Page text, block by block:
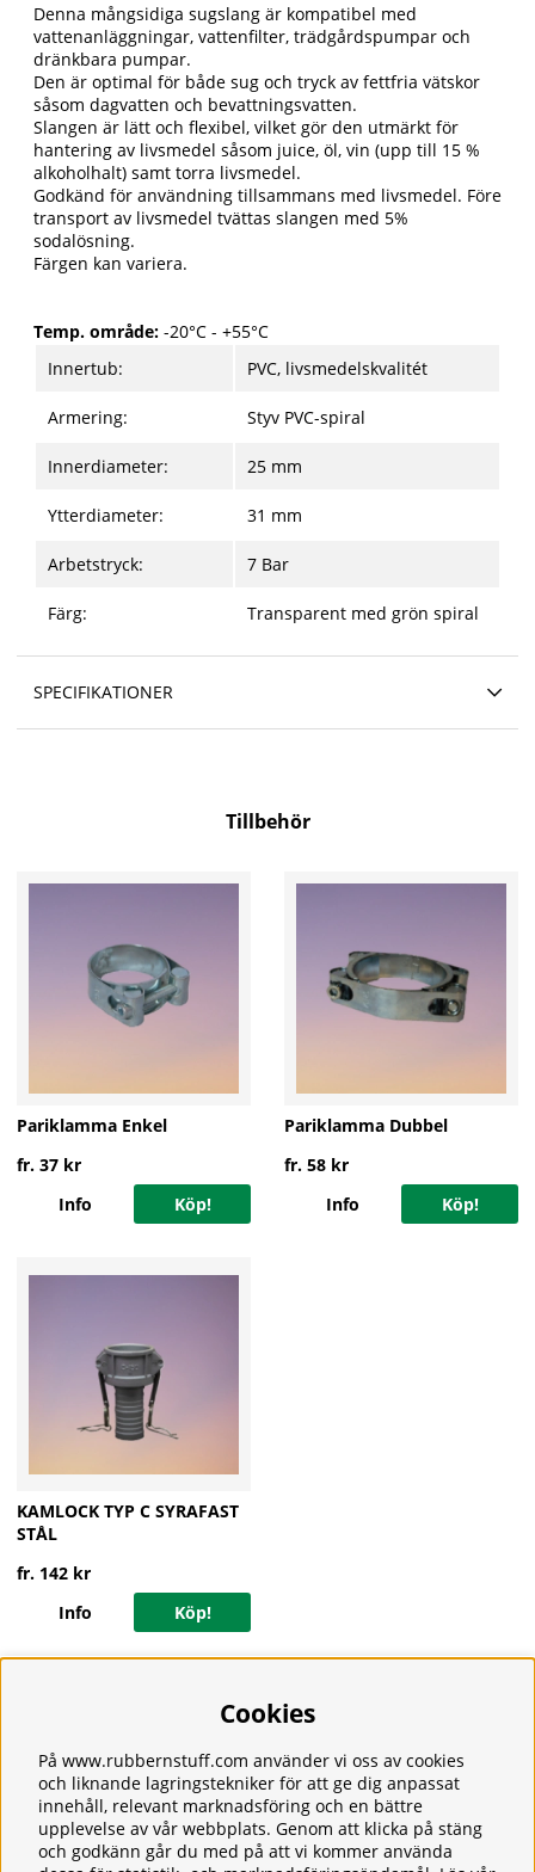
Denna mångsidiga sugslang är kompatibel med
vattenanläggningar, vattenfilter, trädgårdspumpar och
dränkbara pumpar.
Den är optimal för både sug och tryck av fettfria vätskor
såsom dagvatten och bevattningsvatten.
Slangen är lätt och flexibel, vilket gör den utmärkt för
hantering av livsmedel såsom juice, öl, vin (upp till 15 %
alkoholhalt) samt torra livsmedel.
Godkänd för användning tillsammans med livsmedel. Före
transport av livsmedel tvättas slangen med 5%
sodalösning.
Färgen kan variera.
Temp. område: -20°C - +55°C
Innertub:
PVC, livsmedelskvalitét
Armering: Styv PVC-spiral
Innerdiameter: 25 mm
Ytterdiameter: 31 mm
Arbetstryck: 7 Bar
Färg: Transparent med grön spiral
SPECIFIKATIONER
Tillbehör
Pariklamma Enkel
fr. 37 kr
Köp!
Info
Pariklamma Dubbel
fr. 58 kr
Köp!
Info
KAMLOCK TYP C SYRAFAST
STÅL
fr. 142 kr
Köp!
Info
Frakt
Integritetspolicy
Kontakt
Kundservice
Köpvillkor
Om oss
Cookies
På www.rubbernstuff.com använder vi oss av cookies
och liknande lagringstekniker för att ge dig anpassat
innehåll, relevant marknadsföring och en bättre
upplevelse av vår webbplats. Genom att klicka på stäng
och godkänn går du med på att vi kommer använda